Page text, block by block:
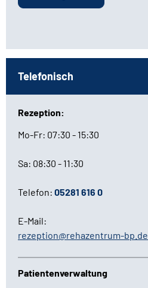
Telefonisch
Rezeption:
Mo-Fr: 07:30 - 15:30
Sa: 08:30 - 11:30
Telefon: 05281 616 0
E-Mail:
rezeption@rehazentrum-bp.de
Patientenverwaltung